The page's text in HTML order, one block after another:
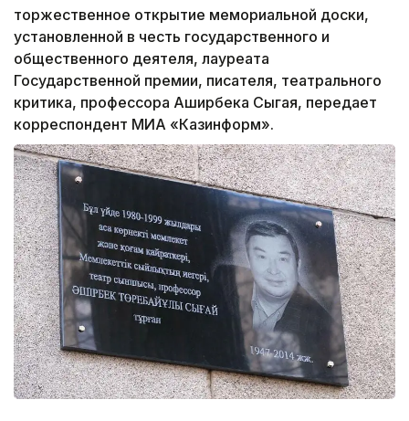
торжественное открытие мемориальной доски,
установленной в честь государственного и
общественного деятеля, лауреата
Государственной премии, писателя, театрального
критика, профессора Аширбека Сыгая, передает
корреспондент МИА «Казинформ».